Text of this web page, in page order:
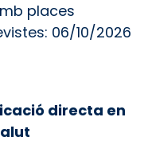
places
06/10/2026
directa en